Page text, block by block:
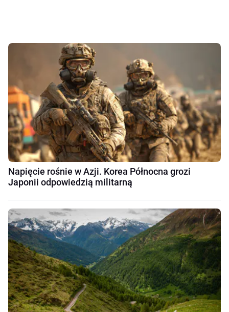
Napięcie rośnie w Azji. Korea Północna grozi
Japonii odpowiedzią militarną